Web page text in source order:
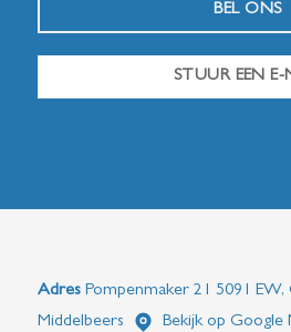
BEL ONS
STUUR EEN E-
AdresPompenmaker 21 5091
Middelbeers
Bekijk op Google